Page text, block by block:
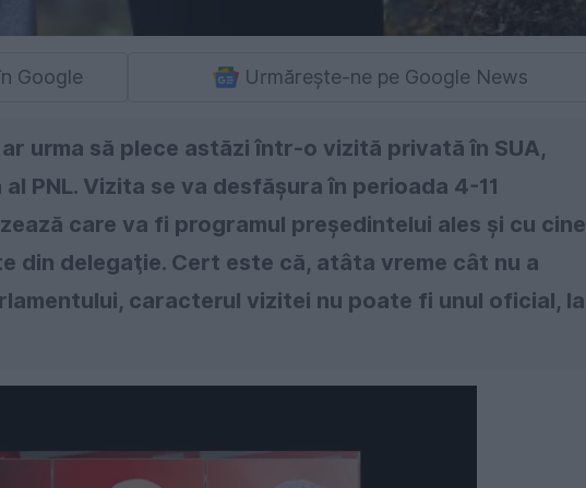
Google Urmărește-ne pe Google News
urma să plece astăzi într-o vizită privată în SUA,
PNL. Vizita se va desfăşura în perioada 4-11
care va fi programul preşedintelui ales şi cu cine
din delegaţie. Cert este că, atâta vreme cât nu a
caracterul vizitei nu poate fi unul oficial, la